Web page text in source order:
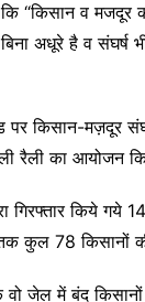
“किसान व मजदूर
अधूरे है व संघर्ष
पर किसान-मज़दूर
रैली का आयोजन
गिरफ्तार किये गये
कुल 78 किसानों
वो जेल में बंद